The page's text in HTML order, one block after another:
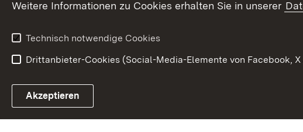
Link zum Landesportal
Weitere Informationen zu Cookies erhalten Sie in unserer
Technisch notwendige Cookies
Drittanbieter-Cookies (Social-Media-Elemente von Facebook,
Akzeptieren